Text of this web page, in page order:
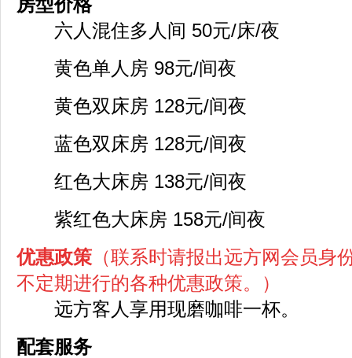
房型价格
六人混住多人间 50元/床/夜
黄色单人房 98元/间夜
黄色双床房 128元/间夜
蓝色双床房 128元/间夜
红色大床房 138元/间夜
紫红色大床房 158元/间夜
优惠政策 （联系时请报出远方网会员身
不定期进行的各种优惠政策。）
远方客人享用现磨咖啡一杯。
配套服务